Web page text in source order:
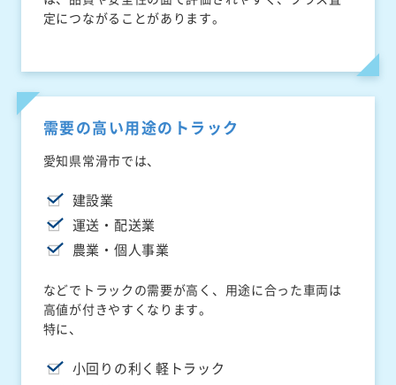
定につながることがあります。
需要の高い用途のトラック
愛知県常滑市では、
建設業
運送・配送業
農業・個人事業
などでトラックの需要が高く、用途に合った車両は
高値が付きやすくなります。
特に、
小回りの利く軽トラック